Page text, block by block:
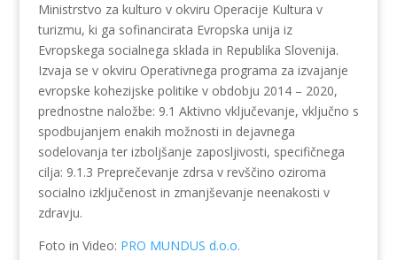
Ministrstvo za kulturo v okviru Operacije Kultura v
turizmu, ki ga sofinancirata Evropska unija iz
Evropskega socialnega sklada in Republika Slovenija.
Izvaja se v okviru Operativnega programa za izvajanje
evropske kohezijske politike v obdobju 2014 – 2020,
prednostne naložbe: 9.1 Aktivno vključevanje, vključno s
spodbujanjem enakih možnosti in dejavnega
sodelovanja ter izboljšanje zaposljivosti, specifičnega
cilja: 9.1.3 Preprečevanje zdrsa v revščino oziroma
socialno izključenost in zmanjševanje neenakosti v
zdravju.
Foto in Video: PRO MUNDUS d.o.o.